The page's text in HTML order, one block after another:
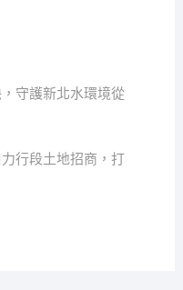
守護新北水環境從
行段土地招商，打